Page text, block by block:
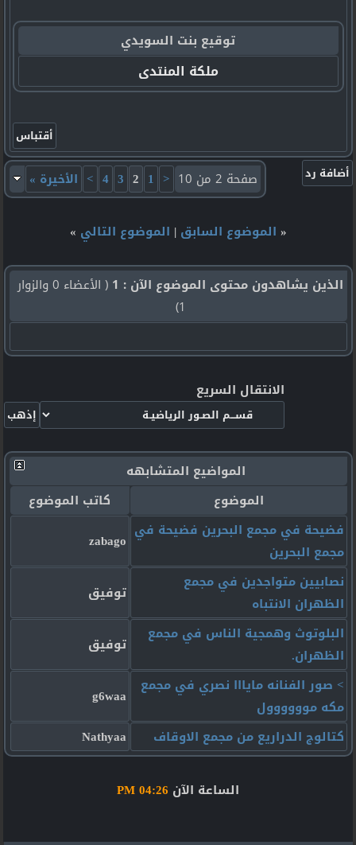
توقيع بنت السويدي
ملكة المنتدى
صفحة 2 من 10 <
1
2
3
4
> الأخيرة »
« الموضوع السابق | الموضوع التالي »
الذين يشاهدون محتوى الموضوع الآن : 1
( الأعضاء 0 والزوار
1)
الانتقال السريع
المواضيع المتشابهه
الموضوع
كاتب الموضوع
فضيحة في مجمع البحرين فضيحة في
مجمع البحرين
zabago
نصابيين متواجدين في مجمع
الظهران الانتباه
توفيق
البلوتوث وهمجية الناس في مجمع
الظهران.
توفيق
> صور الفنانه مايااا نصري في مجمع
مكه موووووول
g6waa
كتالوج الدراريع من مجمع الاوقاف
Nathyaa
الساعة الآن 04:26 PM